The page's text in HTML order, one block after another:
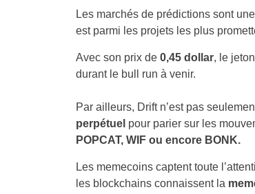
Les marchés de prédictions sont
est parmi les projets les plus
Avec son prix de0,45 dollar, le
durant le bull run à venir.
Par ailleurs, Drift n’est pas
perpétuel pour parier sur les
POPCAT, WIF ou encore BONK.
Les memecoins captent toute
les blockchains connaissent la